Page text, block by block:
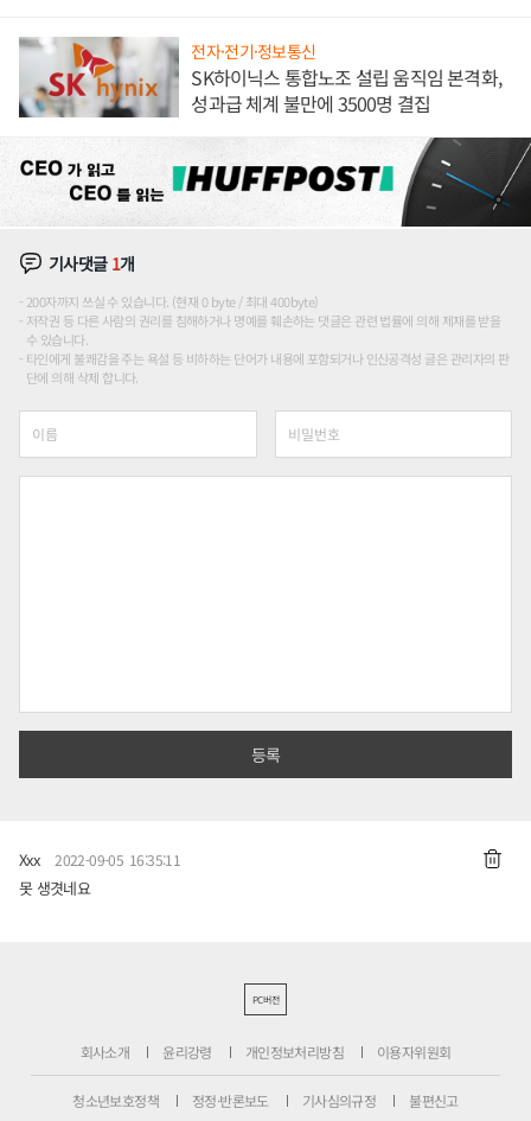
전자·전기·정보통신
SK하이닉스 통합노조 설립 움직임 본격화,
성과급 체계 불만에 3500명 결집
기사댓글 1개
200자까지 쓰실 수 있습니다. (현재 0 byte / 최대 400byte)
저작권 등 다른 사람의 권리를 침해하거나 명예를 훼손하는 댓글은 관련 법률에 의해 제재를 받을
수 있습니다.
타인에게 불쾌감을 주는 욕설 등 비하하는 단어가 내용에 포함되거나 인신공격성 글은 관리자의 판
단에 의해 삭제 합니다.
Xxx 2022-09-05 16:35:11
못 생겻네요
PC버전
회사소개 윤리강령 개인정보처리방침 이용자위원회
청소년보호정책 정정·반론보도 기사심의규정 불편신고